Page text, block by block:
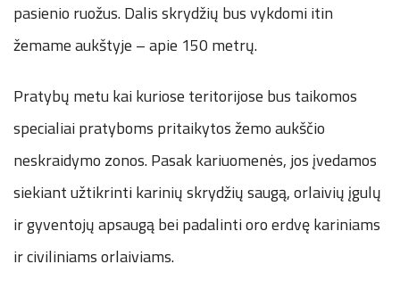
pasienio ruožus. Dalis skrydžių bus vykdomi itin
žemame aukštyje – apie 150 metrų.
Pratybų metu kai kuriose teritorijose bus taikomos
specialiai pratyboms pritaikytos žemo aukščio
neskraidymo zonos. Pasak kariuomenės, jos įvedamos
siekiant užtikrinti karinių skrydžių saugą, orlaivių įgulų
ir gyventojų apsaugą bei padalinti oro erdvę kariniams
ir civiliniams orlaiviams.